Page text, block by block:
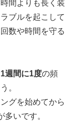
間よりも長く装
ブルを起こして
数や時間を守る
1週間に1度の頻
。
グを始めてから
いです。